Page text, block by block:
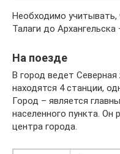
Необходимо учитывать,
Талаги до Архангельска
На поезде
В город ведет
находятся 4 станции,
Город – является
населенного пункта. Он
центра города.